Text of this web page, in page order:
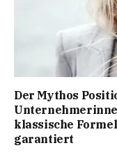
Der Mythos
klassische
garantiert